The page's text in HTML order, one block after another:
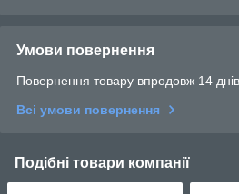
Умови повернення
Повернення товару впродовж 14
Всі умови повернення
Подібні товари компанії